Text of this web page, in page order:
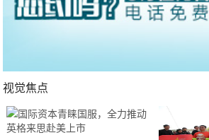
视觉焦点